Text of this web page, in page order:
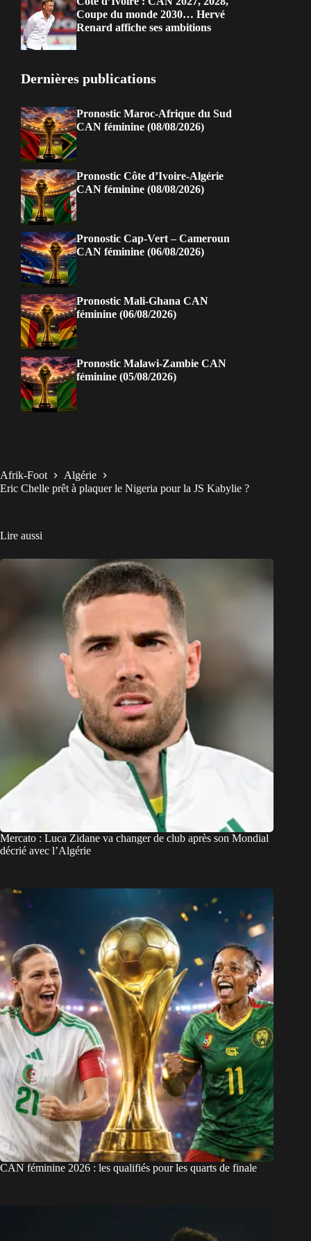
Coupe du monde 2030… Hervé
Renard affiche ses ambitions
Dernières publications
Pronostic Maroc-Afrique du Sud
CAN féminine (08/08/2026)
Pronostic Côte d’Ivoire-Algérie
CAN féminine (08/08/2026)
Pronostic Cap-Vert – Cameroun
CAN féminine (06/08/2026)
Pronostic Mali-Ghana CAN
féminine (06/08/2026)
Pronostic Malawi-Zambie CAN
féminine (05/08/2026)
Afrik-Foot
Algérie
Eric Chelle prêt à plaquer le Nigeria pour la JS Kabylie ?
Lire aussi
Mercato : Luca Zidane va changer de club après son Mondial
décrié avec l’Algérie
CAN féminine 2026 : les qualifiés pour les quarts de finale